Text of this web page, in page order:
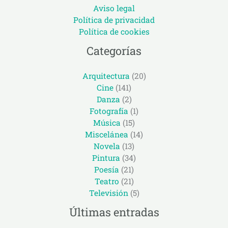
Aviso legal
Política de privacidad
Política de cookies
Categorías
Arquitectura (20)
Cine (141)
Danza (2)
Fotografía (1)
Música (15)
Miscelánea (14)
Novela (13)
Pintura (34)
Poesía (21)
Teatro (21)
Televisión (5)
Últimas entradas